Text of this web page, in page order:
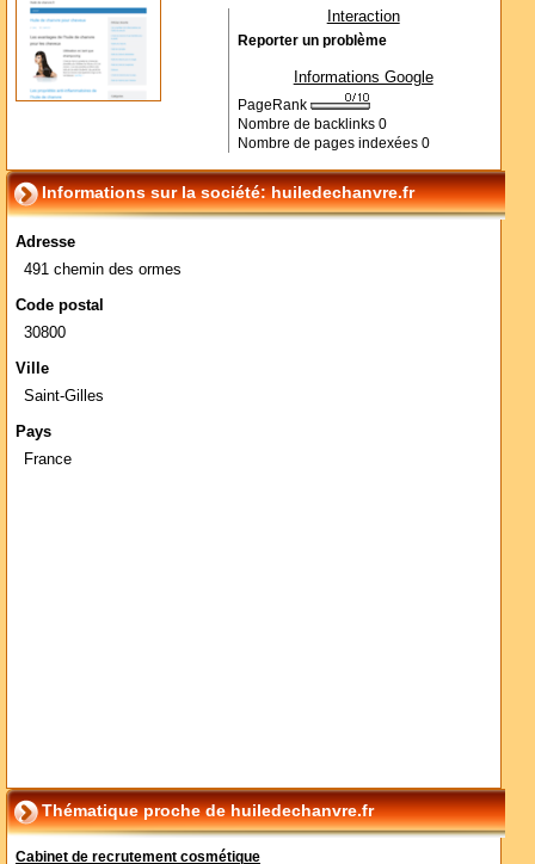
Interaction
Reporter un problème
Informations Google
PageRank
Nombre de backlinks 0
Nombre de pages indexées 0
Informations sur la société: huiledechanvre.fr
Adresse
491 chemin des ormes
Code postal
30800
Ville
Saint-Gilles
Pays
France
Thématique proche de huiledechanvre.fr
Cabinet de recrutement cosmétique